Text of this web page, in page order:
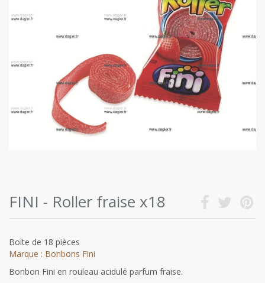
FINI - Roller fraise x18
Boite de 18 pièces
Marque : Bonbons Fini
Bonbon Fini en rouleau acidulé parfum fraise.